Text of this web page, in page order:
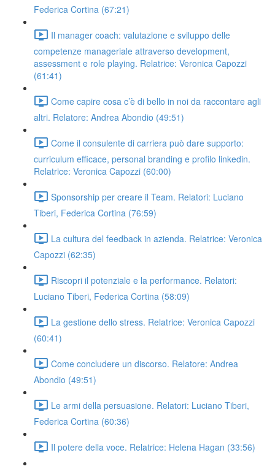
Federica Cortina (67:21)
Il manager coach: valutazione e sviluppo delle
competenze manageriale attraverso development,
assessment e role playing. Relatrice: Veronica Capozzi
(61:41)
Come capire cosa c’è di bello in noi da raccontare agli
altri. Relatore: Andrea Abondio (49:51)
Come il consulente di carriera può dare supporto:
curriculum efficace, personal branding e profilo linkedin.
Relatrice: Veronica Capozzi (60:00)
Sponsorship per creare il Team. Relatori: Luciano
Tiberi, Federica Cortina (76:59)
La cultura del feedback in azienda. Relatrice: Veronica
Capozzi (62:35)
Riscopri il potenziale e la performance. Relatori:
Luciano Tiberi, Federica Cortina (58:09)
La gestione dello stress. Relatrice: Veronica Capozzi
(60:41)
Come concludere un discorso. Relatore: Andrea
Abondio (49:51)
Le armi della persuasione. Relatori: Luciano Tiberi,
Federica Cortina (60:36)
Il potere della voce. Relatrice: Helena Hagan (33:56)